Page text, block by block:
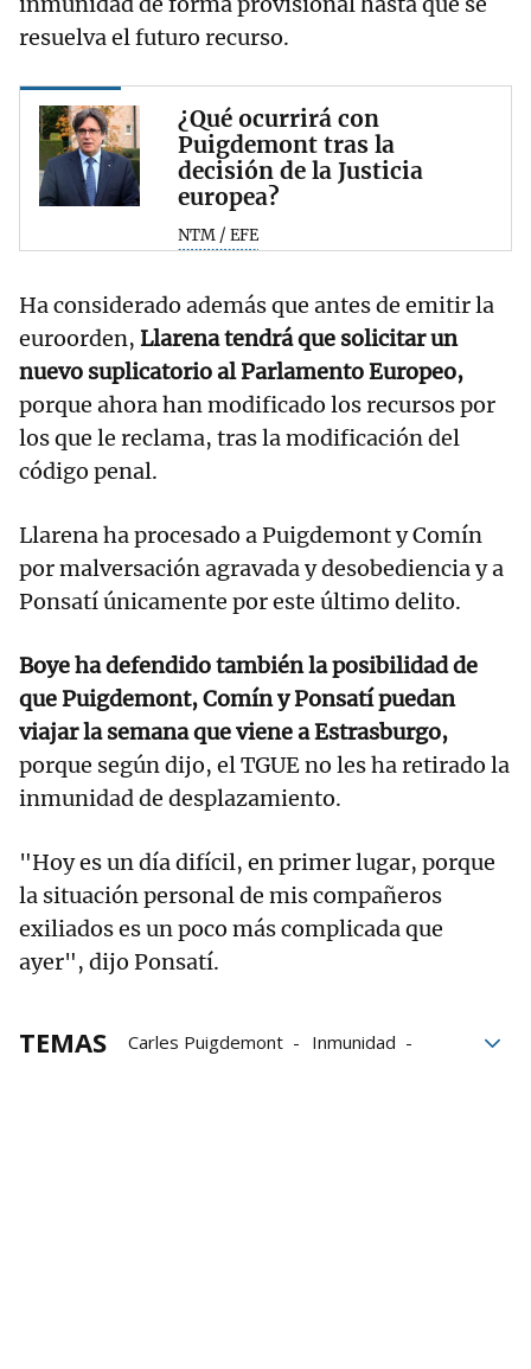
resuelva el futuro recurso.
¿Qué ocurrirá con
Puigdemont tras la
decisión de la Justicia
europea?
NTM / EFE
Ha considerado además que antes de emitir la
euroorden, Llarena tendrá que solicitar un
nuevo suplicatorio al Parlamento Europeo,
porque ahora han modificado los recursos por
los que le reclama, tras la modificación del
código penal.
Llarena ha procesado a Puigdemont y Comín
por malversación agravada y desobediencia y a
Ponsatí únicamente por este último delito.
Boye ha defendido también la posibilidad de
que Puigdemont, Comín y Ponsatí puedan
viajar la semana que viene a Estrasburgo,
porque según dijo, el TGUE no les ha retirado la
inmunidad de desplazamiento.
"Hoy es un día difícil, en primer lugar, porque
la situación personal de mis compañeros
exiliados es un poco más complicada que
ayer", dijo Ponsatí.
TEMAS Carles Puigdemont
Inmunidad